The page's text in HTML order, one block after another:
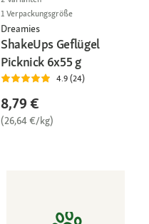
1 Verpackungsgröße
Dreamies
ShakeUps Geflügel
Picknick 6x55 g
4.9 (24)
8,79 €
(26,64 €/kg)